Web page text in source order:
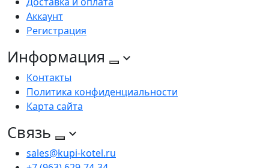
Аккаунт
Регистрация
Информация
Контакты
Политика конфиденциальности
Карта сайта
Связь
sales@kupi-kotel.ru